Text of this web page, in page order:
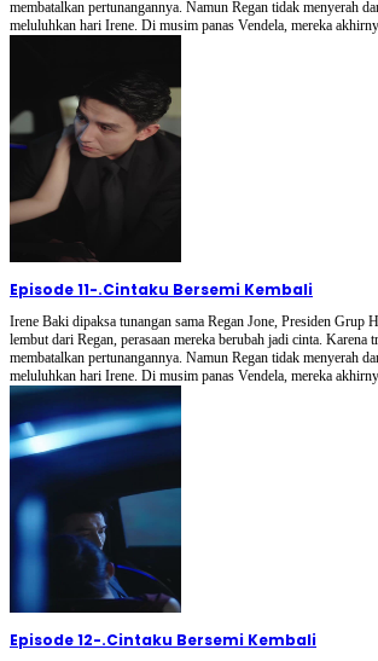
membatalkan pertunangannya. Namun Regan tidak menyerah
meluluhkan hari Irene. Di musim panas Vendela, mereka
Episode 11-.Cintaku Bersemi Kembali
Irene Baki dipaksa tunangan sama Regan Jone, Presiden Grup
lembut dari Regan, perasaan mereka berubah jadi cinta. Karena
membatalkan pertunangannya. Namun Regan tidak menyerah
meluluhkan hari Irene. Di musim panas Vendela, mereka
Episode 12-.Cintaku Bersemi Kembali